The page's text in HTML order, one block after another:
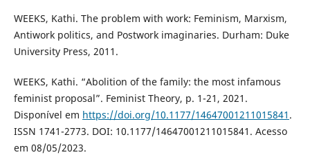
WEEKS, Kathi. The problem with work: Feminism, Marxism,
Antiwork politics, and Postwork imaginaries. Durham: Duke
University Press, 2011.
WEEKS, Kathi. “Abolition of the family: the most infamous
feminist proposal”. Feminist Theory, p. 1-21, 2021.
Disponível em https://doi.org/10.1177/14647001211015841 .
ISSN 1741-2773. DOI: 10.1177/14647001211015841. Acesso
em 08/05/2023.